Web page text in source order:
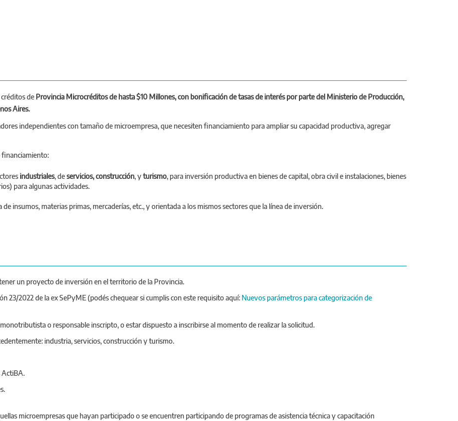
de Provincia Microcréditos de hasta $10 Millones, con bonificación de tasas de interés por parte del Ministerio de Producción,
Aires.
independientes con tamaño de microempresa, que necesiten financiamiento para ampliar su capacidad productiva, agregar
financiamiento:
industriales, deservicios, construcción, yturismo, para inversión productiva en bienes de capital, obra civil e instalaciones, bienes
para algunas actividades.
insumos, materias primas, mercaderías, etc., y orientada a los mismos sectores que la línea de inversión.
un proyecto de inversión en el territorio de la Provincia.
23/2022 de la ex SePyME (podés chequear si cumplis con este requisito aquí: Nuevos parámetros para categorización de
o responsable inscripto, o estar dispuesto a inscribirse al momento de realizar la solicitud.
industria, servicios, construcción y turismo.
ActiBA.
microempresas que hayan participado o se encuentren participando de programas de asistencia técnica y capacitación